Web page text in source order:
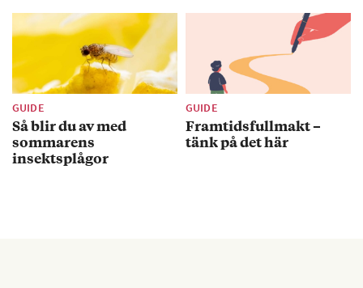
GUIDE
Så blir du av med
sommarens
insektsplågor
GUIDE
Framtidsfullmakt –
tänk på det här